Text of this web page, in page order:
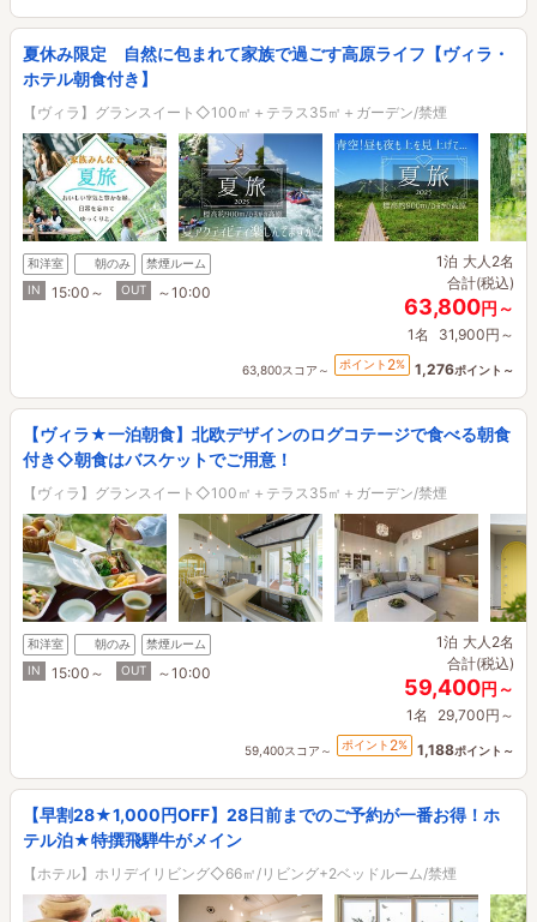
夏休み限定 自然に包まれて家族で過ごす高原ライフ【ヴィラ・
ホテル朝食付き】
【ヴィラ】グランスイート◇100㎡＋テラス35㎡＋ガーデン/禁煙
和洋室 朝のみ
禁煙ルーム
IN
15:00～ OUT ～10:00
1泊 大人2名
合計(税込)
63,800円～
1名 31,900円～
63,800スコア～ ポイント 2% 1,276ポイント～
【ヴィラ★一泊朝食】北欧デザインのログコテージで食べる朝食
付き◇朝食はバスケットでご用意！
【ヴィラ】グランスイート◇100㎡＋テラス35㎡＋ガーデン/禁煙
和洋室 朝のみ
禁煙ルーム
IN
15:00～ OUT ～10:00
1泊 大人2名
合計(税込)
59,400円～
1名 29,700円～
59,400スコア～ ポイント 2% 1,188ポイント～
【早割28★1,000円OFF】28日前までのご予約が一番お得！ホ
テル泊★特撰飛騨牛がメイン
【ホテル】ホリデイリビング◇66㎡/リビング+2ベッドルーム/禁煙